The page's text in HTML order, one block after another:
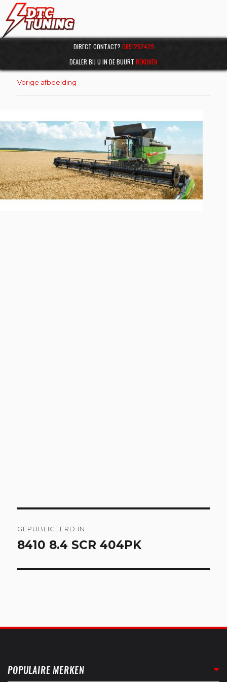
DIRECT CONTACT? 0651252429
DEALER BIJ U IN DE BUURT BEKIJKEN
Vorige afbeelding
navigatie
GEPUBLICEERD IN
8410 8.4 SCR 404PK
POPULAIRE MERKEN